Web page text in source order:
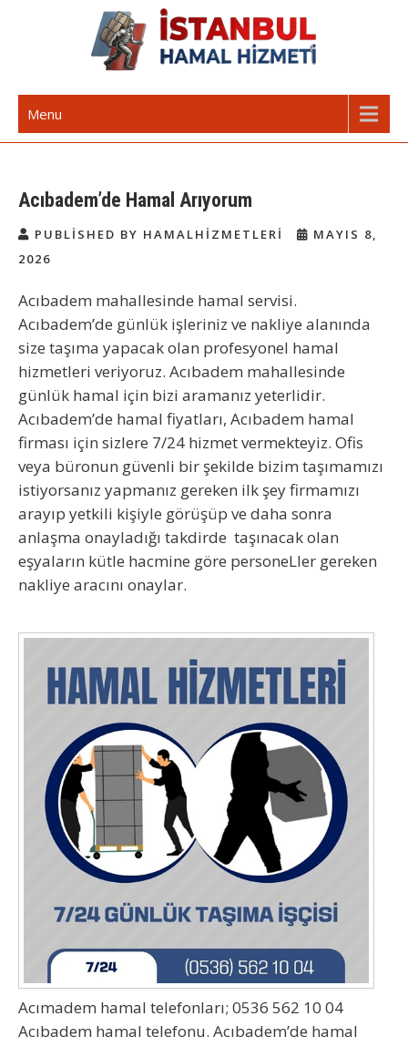
İstanbul Günlük Hamal | Hamal
Arıyorum Hamal Lazım
Menu
Acıbadem’de Hamal Arıyorum
PUBLISHED BY HAMALHIZMETLERI
MAYIS 8,
2026
Acıbadem mahallesinde hamal servisi.
Acıbadem’de günlük işleriniz ve nakliye alanında
size taşıma yapacak olan profesyonel hamal
hizmetleri veriyoruz. Acıbadem mahallesinde
günlük hamal için bizi aramanız yeterlidir.
Acıbadem’de hamal fiyatları, Acıbadem hamal
firması için sizlere 7/24 hizmet vermekteyiz. Ofis
veya büronun güvenli bir şekilde bizim taşımamızı
istiyorsanız yapmanız gereken ilk şey firmamızı
arayıp yetkili kişiyle görüşüp ve daha sonra
anlaşma onayladığı takdirde taşınacak olan
eşyaların kütle hacmine göre personeLler gereken
nakliye aracını onaylar.
Acımadem hamal telefonları; 0536 562 10 04
Acıbadem hamal telefonu. Acıbadem’de hamal